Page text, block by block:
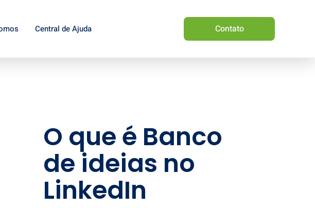
Central de Ajuda Contato
O que é Banco
de ideias no
LinkedIn